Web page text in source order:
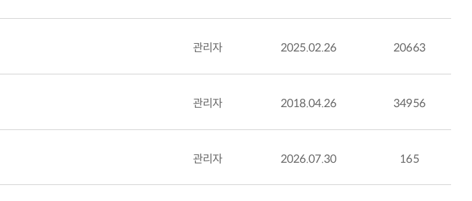
관리자 2025.02.26 20663
관리자 2018.04.26 34956
관리자 2026.07.30 165